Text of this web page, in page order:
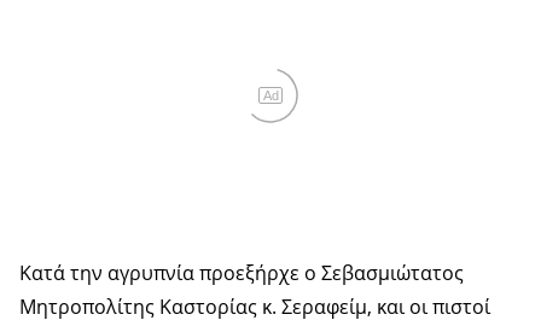
Ad
Κατά την αγρυπνία προεξήρχε ο Σεβασμιώτατος
Μητροπολίτης Καστορίας κ. Σεραφείμ, και οι πιστοί